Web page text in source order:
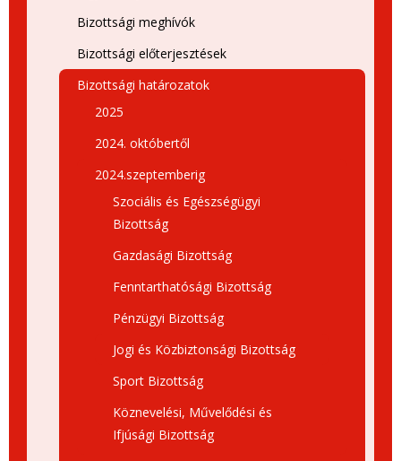
Bizottsági meghívók
Bizottsági előterjesztések
Bizottsági határozatok
2025
2024. októbertől
2024.szeptemberig
Szociális és Egészségügyi
Bizottság
Gazdasági Bizottság
Fenntarthatósági Bizottság
Pénzügyi Bizottság
Jogi és Közbiztonsági Bizottság
Sport Bizottság
Köznevelési, Művelődési és
Ifjúsági Bizottság